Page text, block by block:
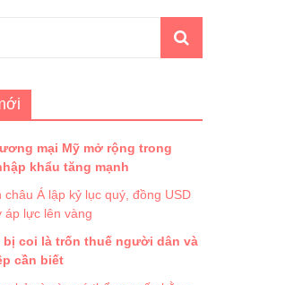
mại Mỹ mở rộng trong
khẩu tăng mạnh
châu Á lập kỷ lục quý, đồng USD
áp lực lên vàng
bị coi là trốn thuế người dân và
cần biết